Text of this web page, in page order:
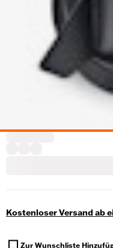
Kostenloser Versand ab
Zur Wunschliste